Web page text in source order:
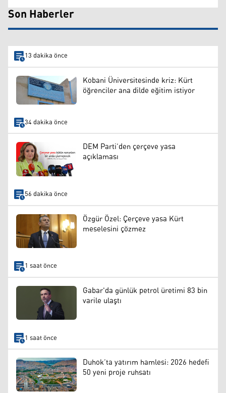
Son Haberler
13 dakika önce
Kobani Üniversitesinde kriz: Kürt
öğrenciler ana dilde eğitim istiyor
34 dakika önce
DEM Parti’den çerçeve yasa
açıklaması
56 dakika önce
Özgür Özel: Çerçeve yasa Kürt
meselesini çözmez
1 saat önce
Gabar'da günlük petrol üretimi 83 bin
varile ulaştı
1 saat önce
Duhok’ta yatırım hamlesi: 2026 hedefi
50 yeni proje ruhsatı